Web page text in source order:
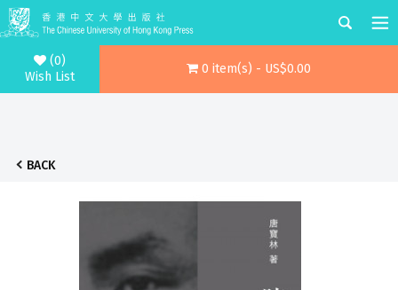
(0)
Wish List
0 item(s) - US$0.00
BACK